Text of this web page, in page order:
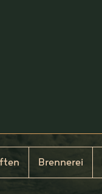
Brennerei